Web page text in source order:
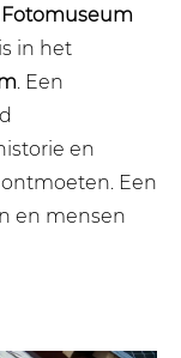
in het
. Een
en
Een
en mensen